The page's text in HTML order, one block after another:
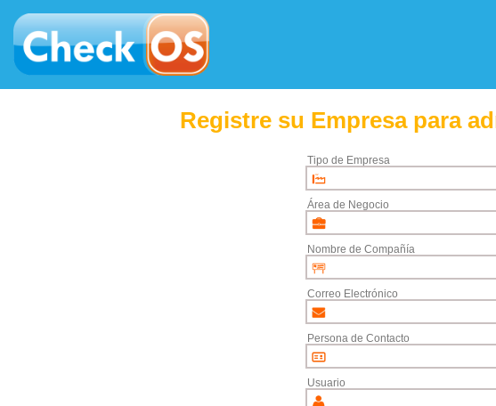
Registre su Empresa para
Tipo de Empresa
Área de Negocio
Nombre de Compañía
Correo Electrónico
Persona de Contacto
Usuario